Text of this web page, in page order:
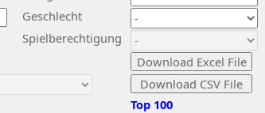
Geschlecht
Spielberechtigung
Top 100